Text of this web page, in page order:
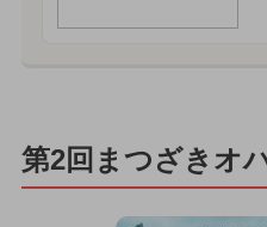
第2回まつざきオ